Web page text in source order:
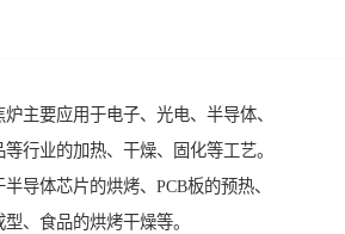
主要应用于电子、光电、半导体、
行业的加热、干燥、固化等工艺。
导体芯片的烘烤、PCB板的预热、
、食品的烘烤干燥等。